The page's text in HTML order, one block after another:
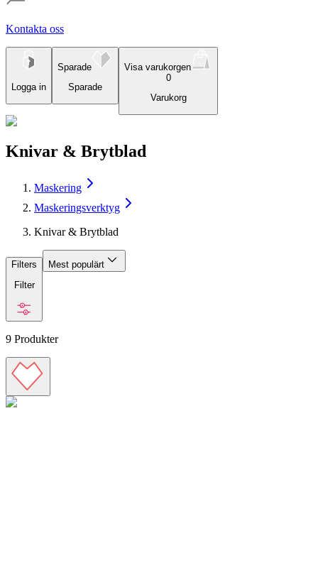
Kontakta oss
Logga in
Sparade
Sparade
Visa varukorgen
0
Varukorg
Knivar & Brytblad
Maskering
Maskeringsverktyg
Knivar & Brytblad
Filters
Filter
Mest populärt
9 Produkter